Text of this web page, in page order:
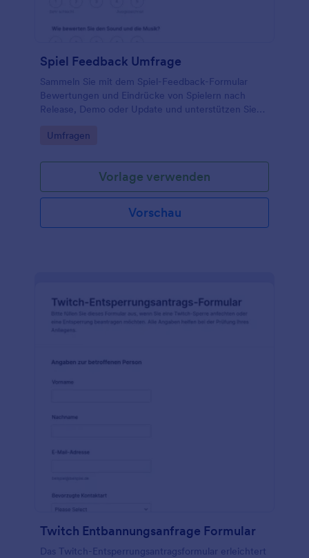
Spiel Feedback Umfrage
Sammeln Sie mit dem Spiel-Feedback-Formular
Bewertungen und Eindrücke von Spielern nach
Release, Demo oder Update und unterstützen Sie
Entscheidungen datenbasiert zu treffen.
Go to Category:
Umfragen
Vorlage verwenden
Vorschau
Twitch Entbannungsanfrage Formular
Das Twitch-Entsperrungsantragsformular erleichtert